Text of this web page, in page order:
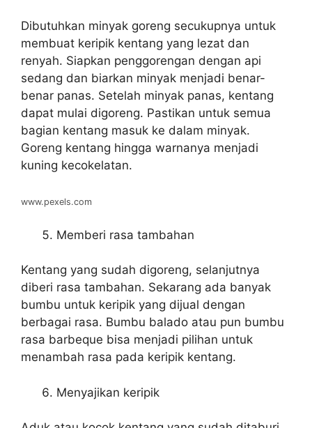
Dibutuhkan minyak goreng secukupnya untuk
membuat keripik kentang yang lezat dan
renyah. Siapkan penggorengan dengan api
sedang dan biarkan minyak menjadi benar-
benar panas. Setelah minyak panas, kentang
dapat mulai digoreng. Pastikan untuk semua
bagian kentang masuk ke dalam minyak.
Goreng kentang hingga warnanya menjadi
kuning kecokelatan.
www.pexels.com
Memberi rasa tambahan
Kentang yang sudah digoreng, selanjutnya
diberi rasa tambahan. Sekarang ada banyak
bumbu untuk keripik yang dijual dengan
berbagai rasa. Bumbu balado atau pun bumbu
rasa barbeque bisa menjadi pilihan untuk
menambah rasa pada keripik kentang.
Menyajikan keripik